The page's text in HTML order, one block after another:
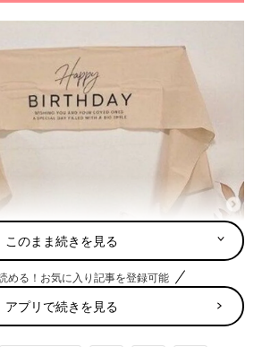
このまま続きを見る
める！お気に入り記事を登録可能
アプリで続きを見る